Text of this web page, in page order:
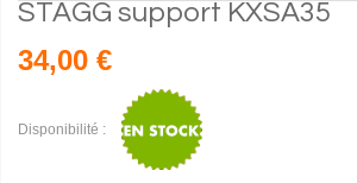
STAGG support KXSA35
34,00 €
Disponibilité :